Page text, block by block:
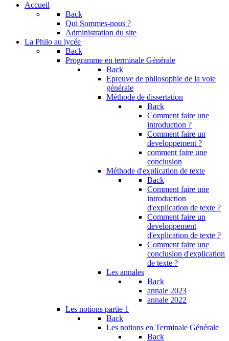
Accueil
Back
Qui Sommes-nous ?
Administration du site
La Philo au lycée
Back
Programme en terminale Générale
Back
Epreuve de philosophie de la voie
générale
Méthode de dissertation
Back
Comment faire une
introduction ?
Comment faire un
developpement ?
comment faire une
conclusion
Méthode d'explication de texte
Back
Comment faire une
introduction
d'explication de texte ?
Comment faire un
developpement
d'explication de texte ?
Comment faire une
conclusion d'explication
de texte ?
Les annales
Back
annale 2023
annale 2022
Les notions partie 1
Back
Les notions en Terminale Générale
Back